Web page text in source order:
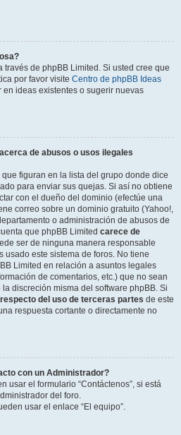
través de phpBB Limited. Si usted cree que
por favor visite Centro de phpBB Ideas
ideas existentes o sugerir nuevas
de abusos o usos ilegales
figuran en la lista del grupo donde dice
para enviar sus quejas. Si así no obtiene
con el dueño del dominio (efectúe una
correo sobre un dominio gratuito (Yahoo!,
o administración de abusos de
que phpBB Limited carece de
ser de ninguna manera responsable
usado este sistema de foros. No tiene
Limited en relación a asuntos legales
de comentarios, etc.) que no sean
discreción misma del software phpBB. Si
respecto del uso de terceras partes de este
respuesta cortante o directamente no
con un Administrador?
usar el formulario “Contáctenos”, si está
del foro.
usar el enlace “El equipo”.